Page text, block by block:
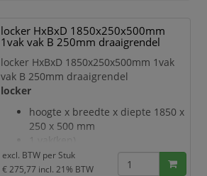
verdraaibare, dubbele
schuifhaken
Elk vak onder de hoedenplank is
opgedeeld door een
scheidingswand
openslaande deur met
etikettenlijst en ventilatiesleuven
inliggende deuren met
binnenliggende penscharnieren
Elke deur is standaard u
locker HxBxD 1850x250x500mm
1vak vak B 250mm draaigrendel
locker HxBxD 1850x250x500mm 1vak
vak B 250mm draaigrendel
locker
hoogte x breedte x diepte 1850 x
250 x 500 mm
vak breedte 250 mm
deuraanslag rechts
excl. BTW per Stuk
€ 275,77 incl. 21% BTW